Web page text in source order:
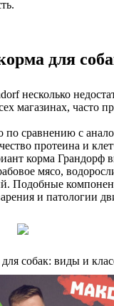
для
несколько
магазинах, часто
по сравнению с
протеина и
корма Грандорф
мясо,
Подобные
и патологии
собак: виды и